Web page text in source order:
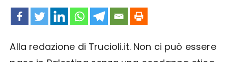
Alla redazione di Trucioli.it. Non ci può essere